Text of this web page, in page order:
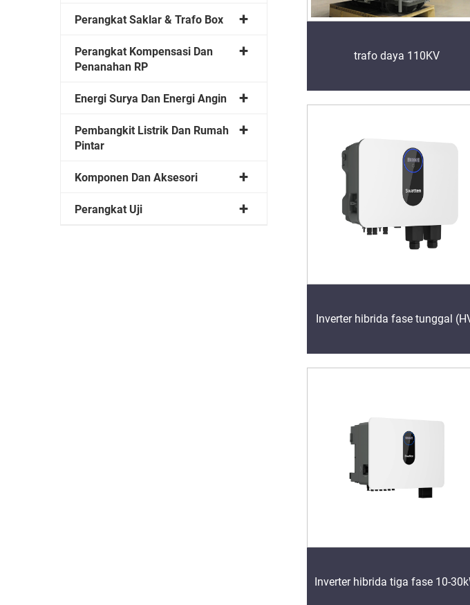
Perangkat Saklar & Trafo Box
Perangkat Kompensasi Dan
Penanahan RP
Energi Surya Dan Energi Angin
Pembangkit Listrik Dan Rumah
Pintar
Komponen Dan Aksesori
Perangkat Uji
trafo daya 110KV
Inverter hibrida fase tunggal
Inverter hibrida tiga fase 10-